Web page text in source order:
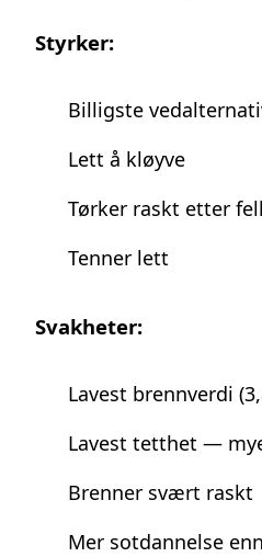
Styrker:
Billigste
Lett å kløyve
Tørker raskt etter
Tenner lett
Svakheter:
Lavest brennverdi
Lavest tetthet —
Brenner svært raskt
Mer sotdannelse